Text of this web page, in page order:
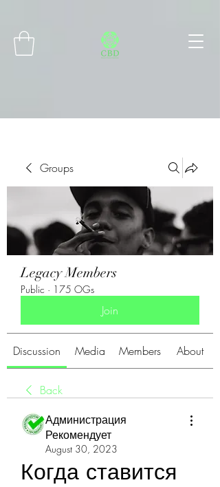
Groups
Legacy Members
Public · 175 OGs
Join
Discussion Media Members About
Back
Администрация
Рекомендует
August 30, 2023
Когда ставится